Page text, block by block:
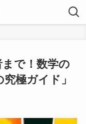
まで！数学の
極ガイド」